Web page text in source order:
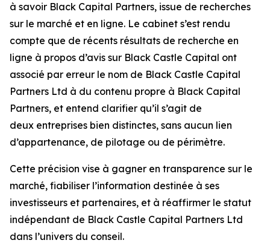
à savoir Black Capital Partners, issue de recherches
sur le marché et en ligne. Le cabinet s’est rendu
compte que de récents résultats de recherche en
ligne à propos d’avis sur Black Castle Capital ont
associé par erreur le nom de Black Castle Capital
Partners Ltd à du contenu propre à Black Capital
Partners, et entend clarifier qu’il s’agit de
deux entreprises bien distinctes, sans aucun lien
d’appartenance, de pilotage ou de périmètre.
Cette précision vise à gagner en transparence sur le
marché, fiabiliser l’information destinée à ses
investisseurs et partenaires, et à réaffirmer le statut
indépendant de Black Castle Capital Partners Ltd
dans l’univers du conseil.